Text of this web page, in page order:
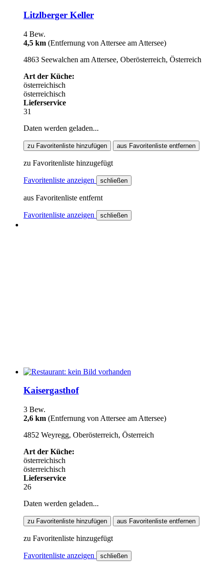
Litzlberger Keller
4 Bew.
4,5 km (Entfernung von Attersee am Attersee)
4863 Seewalchen am Attersee, Oberösterreich, Österreich
Art der Küche:
österreichisch
österreichisch
Lieferservice
31
Daten werden geladen...
zu Favoritenliste hinzufügen aus Favoritenliste entfernen
zu Favoritenliste hinzugefügt
Favoritenliste anzeigen schließen
aus Favoritenliste entfernt
Favoritenliste anzeigen schließen
Kaisergasthof
3 Bew.
2,6 km (Entfernung von Attersee am Attersee)
4852 Weyregg, Oberösterreich, Österreich
Art der Küche:
österreichisch
österreichisch
Lieferservice
26
Daten werden geladen...
zu Favoritenliste hinzufügen aus Favoritenliste entfernen
zu Favoritenliste hinzugefügt
Favoritenliste anzeigen schließen